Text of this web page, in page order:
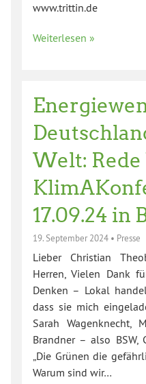
www.trittin.de
Weiterlesen »
Welt: Rede
17.09.24 in
19. September 2024 • Presse
Lieber Christian
Herren, Vielen Dank
Denken – Lokal
dass sie mich
Sarah Wagenknecht,
Brandner – also BSW,
„Die Grünen die
Warum sind wir…